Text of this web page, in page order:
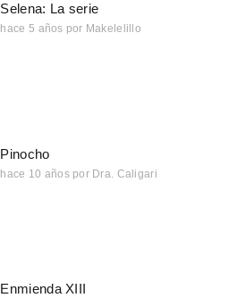
Selena: La serie
hace 5 años por Makelelillo
Pinocho
hace 10 años por Dra. Caligari
Enmienda XIII